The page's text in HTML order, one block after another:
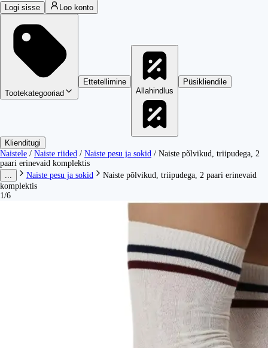
Logi sisse Loo konto
Tootekategooriad
Ettetellimine
Allahindlus
Püsikliendile
Klienditugi
Naistele / Naiste riided / Naiste pesu ja sokid / Naiste põlvikud, triipudega, 2
paari erinevaid komplektis
Naiste pesu ja sokid
Naiste põlvikud, triipudega, 2 paari erinevaid
komplektis
1/6